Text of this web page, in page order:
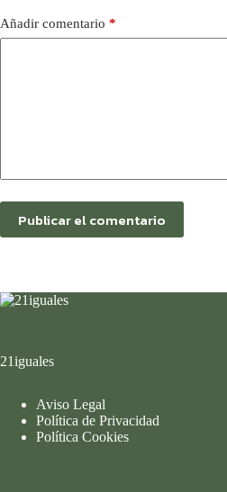
Añadir comentario *
Publicar el comentario
21iguales
Aviso Legal
Política de Privacidad
Política Cookies